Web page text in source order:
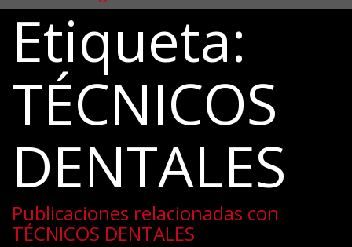
Etiqueta:
TÉCNICOS
DENTALES
Publicaciones relacionadas con
TÉCNICOS DENTALES